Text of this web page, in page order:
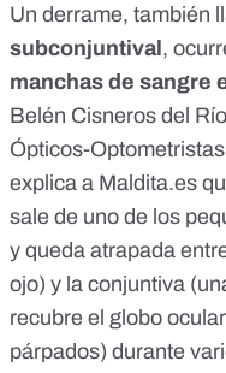
Un derrame, también
subconjuntival,
manchas de sangre
Belén Cisneros del
Ópticos-
explica a Maldita.es
sale de uno de los
y queda atrapada
ojo) y la conjuntiva
recubre el globo
párpados) durante